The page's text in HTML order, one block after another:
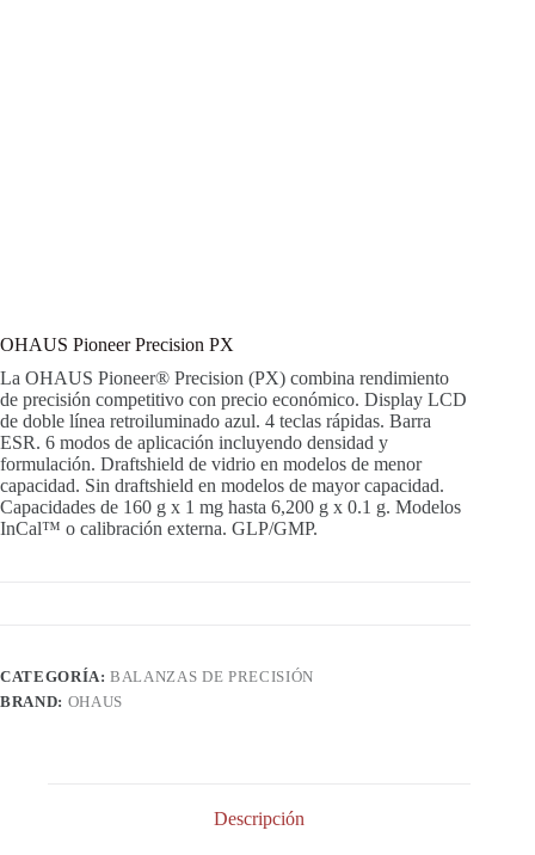
OHAUS Pioneer Precision PX
La OHAUS Pioneer® Precision (PX) combina rendimiento
de precisión competitivo con precio económico. Display LCD
de doble línea retroiluminado azul. 4 teclas rápidas. Barra
ESR. 6 modos de aplicación incluyendo densidad y
formulación. Draftshield de vidrio en modelos de menor
capacidad. Sin draftshield en modelos de mayor capacidad.
Capacidades de 160 g x 1 mg hasta 6,200 g x 0.1 g. Modelos
InCal™ o calibración externa. GLP/GMP.
CATEGORÍA:BALANZAS DE PRECISIÓN
BRAND: OHAUS
Descripción